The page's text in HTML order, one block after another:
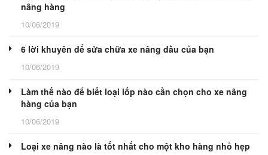
nâng hàng
10/06/2019
6 lời khuyên để sửa chữa xe nâng dầu của bạn
10/06/2019
Làm thế nào để biết loại lốp nào cần chọn cho xe nâng
hàng của bạn
10/06/2019
Loại xe nâng nào là tốt nhất cho một kho hàng nhỏ hẹp